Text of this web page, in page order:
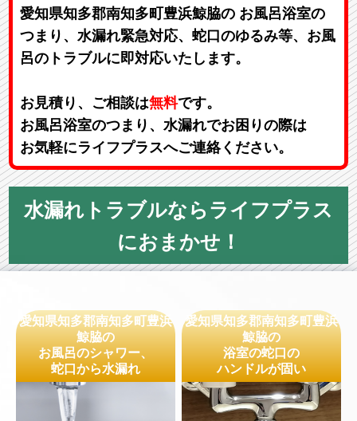
愛知県知多郡南知多町豊浜鯨脇の お風呂浴室の
つまり、水漏れ緊急対応、蛇口のゆるみ等、お風
呂のトラブルに即対応いたします。
お見積り、ご相談は無料です。
お風呂浴室のつまり、水漏れでお困りの際は
お気軽にライフプラスへご連絡ください。
水漏れトラブルならライフプラス
におまかせ！
愛知県知多郡南知多町豊浜
鯨脇の
お風呂のシャワー、
蛇口から水漏れ
愛知県知多郡南知多町豊浜
鯨脇の
浴室の蛇口の
ハンドルが固い